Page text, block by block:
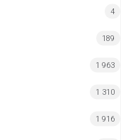
4
189
1 963
1 310
1 916